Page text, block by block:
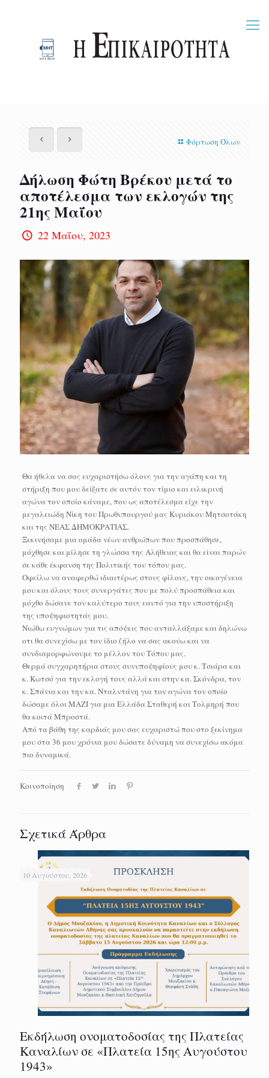
Φόρτωση Όλων
Δήλωση Φώτη Βρέκου μετά το
αποτέλεσμα των εκλογών της
21ης Μαΐου
22 Μαΐου, 2023
Θα ήθελα να σας ευχαριστήσω όλους για την αγάπη και τη
στήριξη που μου δείξατε σε αυτόν τον τίμιο και ειλικρινή
αγώνα τον οποίο κάναμε, που ως αποτέλεσμα είχε την
μεγαλειώδη Νίκη του Πρωθυπουργού μας Κυριάκου Μητσοτάκη
και της ΝΕΑΣ ΔΗΜΟΚΡΑΤΙΑΣ.
Ξεκινήσαμε μια ομάδα νέων ανθρώπων που προσπάθησε,
μόχθησε και μίλησε τη γλώσσα της Αλήθειας και θα είναι παρών
σε κάθε έκφανση της Πολιτικής του τόπου μας.
Οφείλω να αναφερθώ ιδιαιτέρως στους φίλους, την οικογένεια
μου και όλους τους συνεργάτες που με πολύ προσπάθεια και
μόχθο δώσανε τον καλύτερο τους εαυτό για την υποστήριξη
της υποψηφιοτητάς μου.
Νιώθω ευγνώμων για τις απόψεις που ανταλλάξαμε και δηλώνω
οτι θα συνεχίσω με τον ίδιο ζήλο να σας ακούω και να
συνδιαμορφώνουμε το μέλλον του Τόπου μας.
Θερμά συγχαρητήρια στους συνυποψηφίους μου κ. Τσιάρα και
κ. Κωτσό για την εκλογή τους αλλά και στην κα. Σκόνδρα, τον
κ. Σπάνια και την κα. Νταλντάνη για τον αγώνα τον οποίο
δώσαμε όλοι ΜΑΖΙ για μια Ελλάδα Σταθερή και Τολμηρή που
θα κοιτά Μπροστά.
Από τα βάθη της καρδιάς μου σας ευχαριστώ που στο ξεκίνημα
μου στα 36 μου χρόνια μου δώσατε δύναμη να συνεχίσω ακόμα
πιο δυναμικά.
Κοινοποίηση
Σχετικά Άρθρα
10 Αυγούστου, 2026
Εκδήλωση ονοματοδοσίας της Πλατείας
Καναλίων σε «Πλατεία 15ης Αυγούστου
1943»